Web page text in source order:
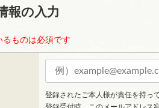
報の入力
ものは必須です
登録されたご本人様が責任を持っ